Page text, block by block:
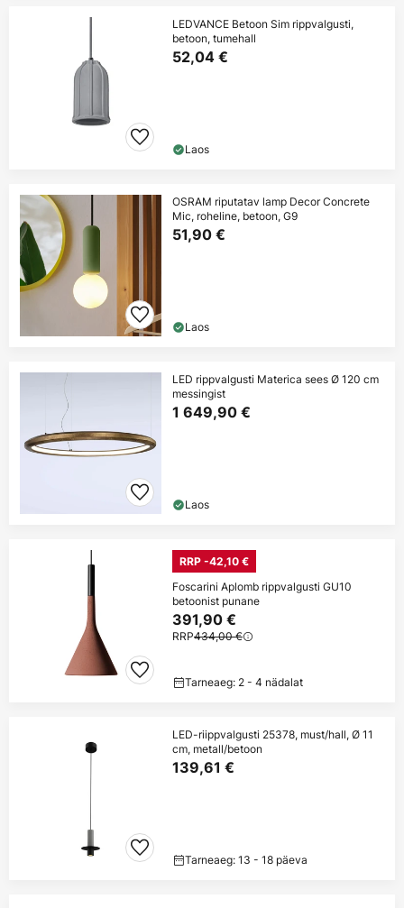
LEDVANCE Betoon Sim rippvalgusti,
betoon, tumehall
52,04 €
Laos
OSRAM riputatav lamp Decor Concrete
Mic, roheline, betoon, G9
51,90 €
Laos
LED rippvalgusti Materica sees Ø 120 cm
messingist
1 649,90 €
Laos
RRP -42,10 €
Foscarini Aplomb rippvalgusti GU10
betoonist punane
391,90 €
RRP434,00 €
Tarneaeg: 2 - 4 nädalat
LED-riippvalgusti 25378, must/hall, Ø 11
cm, metall/betoon
139,61 €
Tarneaeg: 13 - 18 päeva